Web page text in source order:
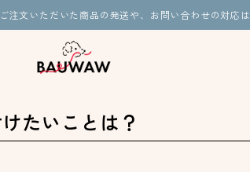
文いただいた商品の発送や、お問い合わせの対応
たいことは？